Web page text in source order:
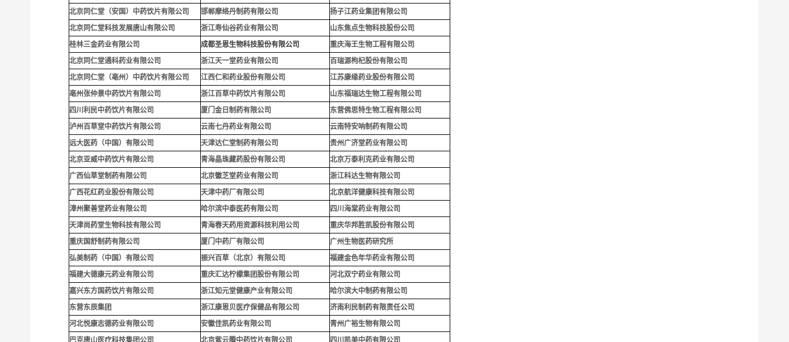
北京同仁堂（安国）中药饮片有限公司
邯郸摩络丹制药有限公司
扬子江药业集团有限公司
北京同仁堂科技发展唐山有限公司
浙江寿仙谷药业有限公司
山东焦点生物科技股份公司
桂林三金药业有限公司
成都圣恩生物科技股份有限公司
重庆海王生物工程有限公司
北京同仁堂通科药业有限公司
浙江天一堂药业有限公司
百瑞源枸杞股份有限公司
北京同仁堂（亳州）中药饮片有限公司
江西仁和药业股份有限公司
江苏康缘药业股份有限公司
亳州张仲景中药饮片有限公司
浙江百草中药饮片有限公司
山东福瑞达生物工程有限公司
四川利民中药饮片有限公司
厦门金日制药有限公司
东营佛思特生物工程有限公司
泸州百草堂中药饮片有限公司
云南七丹药业有限公司
云南特安呐制药有限公司
远大医药（中国）有限公司
天津达仁堂制药有限公司
贵州广济堂药业有限公司
北京亚威中药饮片有限公司
青海晶珠藏药股份有限公司
北京万泰利克药业有限公司
广西仙草堂制药有限公司
北京徽芝堂药业有限公司
浙江科达生物有限公司
广西花红药业股份有限公司
天津中药厂有限公司
北京航洋健康科技有限公司
漳州聚善堂药业有限公司
哈尔滨中泰医药有限公司
四川海棠药业有限公司
天津尚药堂生物科技有限公司
青海春天药用资源科技利用公司 重庆华邦胜凯股份有限公司
重庆国舒制药有限公司
厦门中药厂有限公司
广州生物医药研究所
弘美制药（中国）有限公司
振兴百草（北京）有限公司
福建金色年华药业有限公司
福建大德康元药业有限公司
重庆汇达柠檬集团股份有限公司
河北双宁药业有限公司
嘉兴东方国药饮片有限公司
浙江知元堂健康产业有限公司
哈尔滨大中制药有限公司
东营东辰集团
浙江康恩贝医疗保健品有限公司
济南利民制药有限责任公司
河北悦康志德药业有限公司
安徽佳凯药业有限公司
青州广裕生物有限公司
巴克唐山医疗科技集团公司
北京紫云腾中药饮片有限公司
四川凯美中药有限公司